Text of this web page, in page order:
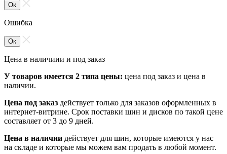
Ок
Ошибка
Ок
Цена в наличиии и под заказ
У товаров имеется 2 типа цены: цена под заказ и цена в
наличии.
Цена под заказ действует только для заказов оформленных в
интернет-витрине. Срок поставки шин и дисков по такой цене
составляет от 3 до 9 дней.
Цена в наличии действует для шин, которые имеются у нас
на складе и которые мы можем вам продать в любой момент.